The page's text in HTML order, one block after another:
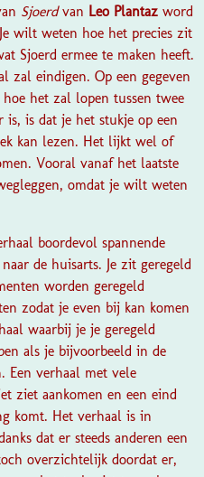
Sjoerdvan Leo Plantaz word
wilt weten hoe het precies zit
Sjoerd ermee te maken heeft.
zal eindigen. Op een gegeven
het zal lopen tussen twee
is, is dat je het stukje op een
kan lezen. Het lijkt wel of
Vooral vanaf het laatste
omdat je wilt weten
boordevol spannende
de huisarts. Je zit geregeld
worden geregeld
zodat je even bij kan komen
waarbij je je geregeld
als je bijvoorbeeld in de
Een verhaal met vele
ziet aankomen en een eind
komt. Het verhaal is in
dat er steeds anderen een
overzichtelijk doordat er,